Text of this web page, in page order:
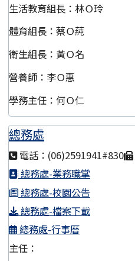
生活教育組長：林Ｏ玲
體育組長：蔡Ｏ蒓
衛生組長：黃Ｏ名
營養師：李Ｏ惠
學務主任：何Ｏ仁
總務處
電話：(06)2591941#830
總務處-業務職掌
總務處-校園公告
總務處-檔案下載
總務處-行事曆
主任：